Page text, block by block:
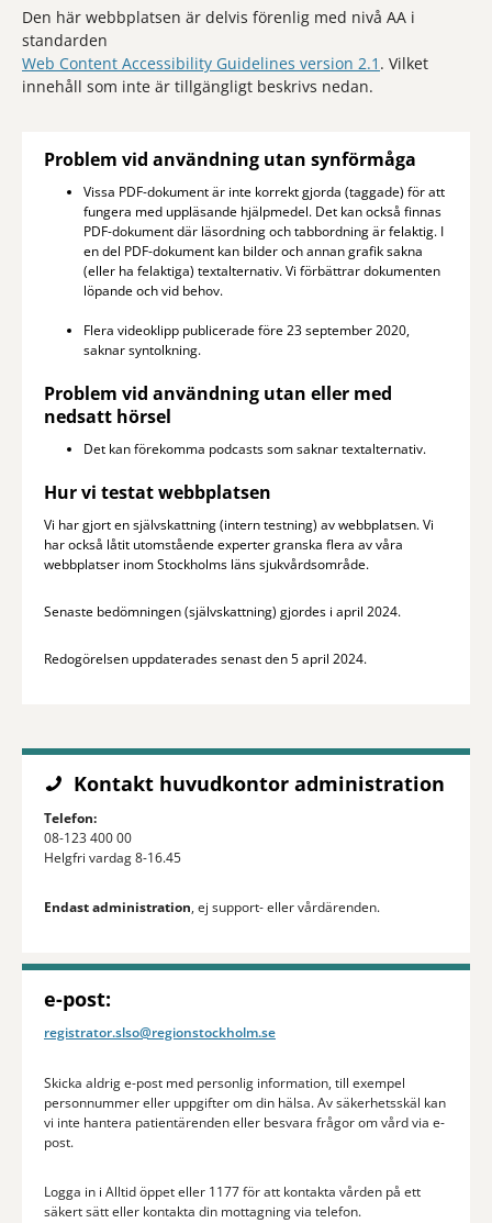
Den här webbplatsen är delvis förenlig med nivå AA i
standarden
Web Content Accessibility Guidelines version 2.1 . Vilket
innehåll som inte är tillgängligt beskrivs nedan.
Problem vid användning utan synförmåga
Vissa PDF-dokument är inte korrekt gjorda (taggade) för att
fungera med uppläsande hjälpmedel. Det kan också finnas
PDF-dokument där läsordning och tabbordning är felaktig. I
en del PDF-dokument kan bilder och annan grafik sakna
(eller ha felaktiga) textalternativ. Vi förbättrar dokumenten
löpande och vid behov.
Flera videoklipp publicerade före 23 september 2020,
saknar syntolkning.
Problem vid användning utan eller med
nedsatt hörsel
Det kan förekomma podcasts som saknar textalternativ.
Hur vi testat webbplatsen
Vi har gjort en självskattning (intern testning) av webbplatsen. Vi
har också låtit utomstående experter granska flera av våra
webbplatser inom Stockholms läns sjukvårdsområde.
Senaste bedömningen (självskattning) gjordes i april 2024.
Redogörelsen uppdaterades senast den 5 april 2024.
Kontakt huvudkontor administration
Telefon:
08-123 400 00
Helgfri vardag 8-16.45
Endast administration, ej support- eller vårdärenden.
e-post:
registrator.slso@regionstockholm.se
Skicka aldrig e-post med personlig information, till exempel
personnummer eller uppgifter om din hälsa. Av säkerhetsskäl kan
vi inte hantera patientärenden eller besvara frågor om vård via e-
post.
Logga in i Alltid öppet eller 1177 för att kontakta vården på ett
säkert sätt eller kontakta din mottagning via telefon.